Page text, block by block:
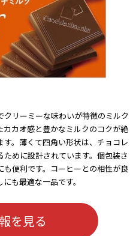
リーミーな味わいが特徴のミルク
カオ感と豊かなミルクのコクが絶
。薄くて四角い形状は、チョコレ
めに設計されています。個包装さ
便利です。コーヒーとの相性が良
も最適な一品です。
を見る